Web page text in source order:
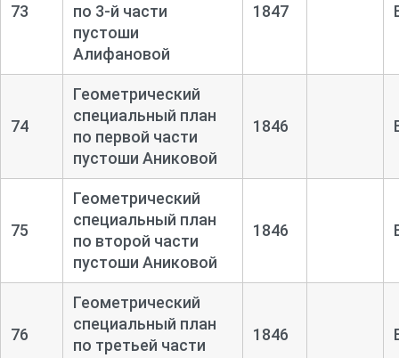
73
по 3-й части
пустоши
Алифановой
1847
74
Геометрический
специальный план
по первой части
пустоши Аниковой
1846
75
Геометрический
специальный план
по второй части
пустоши Аниковой
1846
76
Геометрический
специальный план
по третьей части
1846